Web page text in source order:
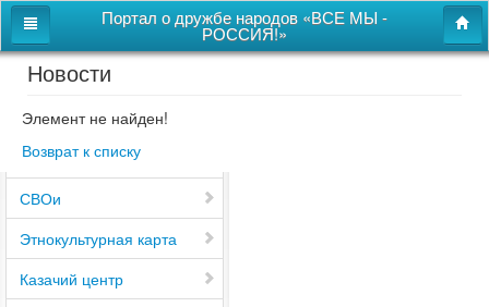
Портал о дружбе народов «ВСЕ МЫ -
РОССИЯ!»
Главная
Дом дружбы народов
Новости
СВОи
Этнокультурная карта
Казачий центр
Новости
Элемент не найден!
Возврат к списку